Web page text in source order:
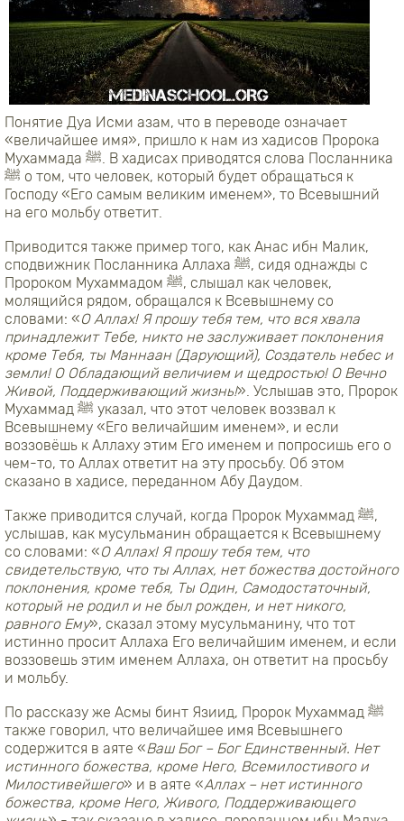
Понятие Дуа Исми азам, что в переводе означает
«величайшее имя», пришло к нам из хадисов Пророка
Мухаммада ﷺ. В хадисах приводятся слова Посланника
ﷺ о том, что человек, который будет обращаться к
Господу «Его самым великим именем», то Всевышний
на его мольбу ответит.
Приводится также пример того, как Анас ибн Малик,
сподвижник Посланника Аллаха ﷺ, сидя однажды с
Пророком Мухаммадом ﷺ, слышал как человек,
молящийся рядом, обращался к Всевышнему со
словами: «О Аллах! Я прошу тебя тем, что вся хвала
принадлежит Тебе, никто не заслуживает поклонения
кроме Тебя, ты Маннаaн (Дарующий), Создатель небес и
земли! О Обладающий величием и щедростью! О Вечно
Живой, Поддерживающий жизнь!». Услышав это, Пророк
Мухаммад ﷺ указал, что этот человек воззвал к
Всевышнему «Его величайшим именем», и если
воззовёшь к Аллаху этим Его именем и попросишь его о
чем-то, то Аллах ответит на эту просьбу. Об этом
сказано в хадисе, переданном Абу Даудом.
Также приводится случай, когда Пророк Мухаммад ﷺ,
услышав, как мусульманин обращается к Всевышнему
со словами: «О Аллах! Я прошу тебя тем, что
свидетельствую, что ты Аллах, нет божества достойного
поклонения, кроме тебя, Ты Один, Самодостаточный,
который не родил и не был рожден, и нет никого,
равного Ему», сказал этому мусульманину, что тот
истинно просит Аллаха Его величайшим именем, и если
воззовешь этим именем Аллаха, он ответит на просьбу
и мольбу.
По рассказу же Асмы бинт Язиид, Пророк Мухаммад ﷺ
также говорил, что величайшее имя Всевышнего
содержится в аяте «Ваш Бог – Бог Единственный. Нет
истинного божества, кроме Него, Всемилостивого и
Милостивейшего» и в аяте «Аллах – нет истинного
божества, кроме Него, Живого, Поддерживающего